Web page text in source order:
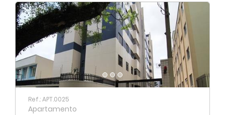
Ref.: APT.0025
Apartamento